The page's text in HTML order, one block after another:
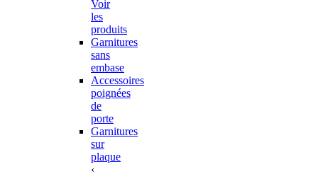
Voir
les
produits
Garnitures
sans
embase
Accessoires
poignées
de
porte
Garnitures
sur
plaque
‹